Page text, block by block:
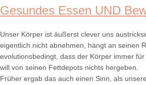
Gesundes Essen UND
Unser Körper ist äußerst clever uns
eigentlich nicht abnehmen, hängt an seinen
evolutionsbedingt, dass der Körper immer
will von seinen Fettdepots nichts hergeben.
Früher ergab das auch einen Sinn, als